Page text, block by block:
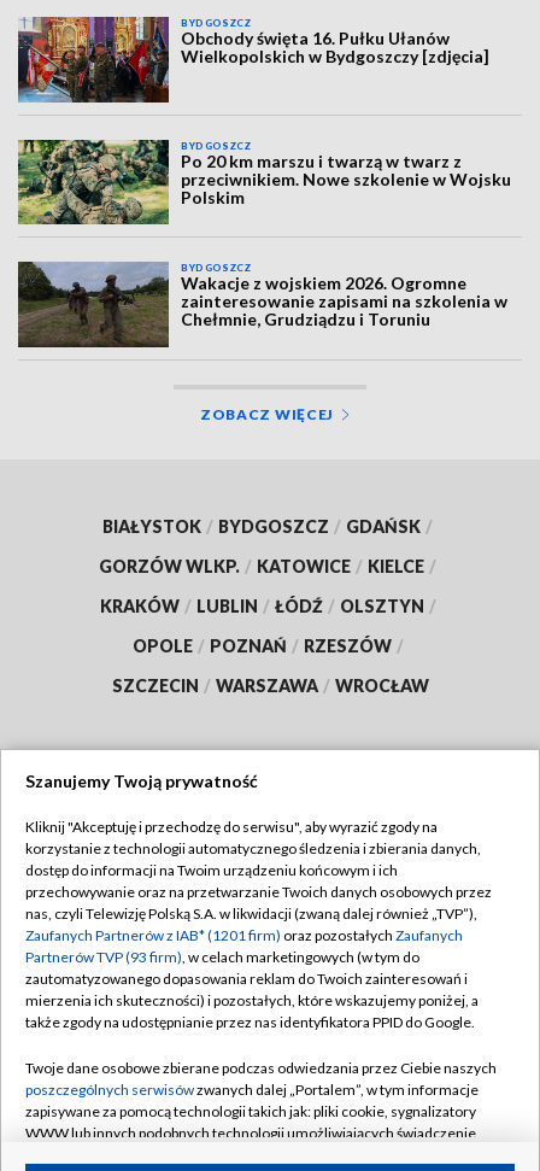
BYDGOSZCZ
Obchody święta 16. Pułku Ułanów
Wielkopolskich w Bydgoszczy [zdjęcia]
BYDGOSZCZ
Po 20 km marszu i twarzą w twarz z
przeciwnikiem. Nowe szkolenie w Wojsku
Polskim
BYDGOSZCZ
Wakacje z wojskiem 2026. Ogromne
zainteresowanie zapisami na szkolenia w
Chełmnie, Grudziądzu i Toruniu
ZOBACZ WIĘCEJ
BIAŁYSTOK / BYDGOSZCZ / GDAŃSK /
GORZÓW WLKP. / KATOWICE / KIELCE /
KRAKÓW / LUBLIN / ŁÓDŹ / OLSZTYN /
OPOLE / POZNAŃ / RZESZÓW /
SZCZECIN / WARSZAWA / WROCŁAW
TVP
Abonament TVP
Emisja w TVP
Centrum informacji TVP
Naziemna Telewizja Cyfrowa
Rada Programowa
System NOS
Informacje o nadawcy
Regulamin TVP
Polityka prywatności
Moje zgody
Pomoc
Kontakt
Szanujemy Twoją prywatność
Kliknij "Akceptuję i przechodzę do serwisu", aby wyrazić zgody na
korzystanie z technologii automatycznego śledzenia i zbierania danych,
dostęp do informacji na Twoim urządzeniu końcowym i ich
przechowywanie oraz na przetwarzanie Twoich danych osobowych przez
nas, czyli Telewizję Polską S.A. w likwidacji (zwaną dalej również „TVP”),
Zaufanych Partnerów z IAB* (1201 firm) oraz pozostałych Zaufanych
Partnerów TVP (93 firm), w celach marketingowych (w tym do
zautomatyzowanego dopasowania reklam do Twoich zainteresowań i
mierzenia ich skuteczności) i pozostałych, które wskazujemy poniżej, a
także zgody na udostępnianie przez nas identyfikatora PPID do Google.
Twoje dane osobowe zbierane podczas odwiedzania przez Ciebie naszych
poszczególnych serwisówzwanych dalej „Portalem”, w tym informacje
zapisywane za pomocą technologii takich jak: pliki cookie, sygnalizatory
WWW lub innych podobnych technologii umożliwiających świadczenie